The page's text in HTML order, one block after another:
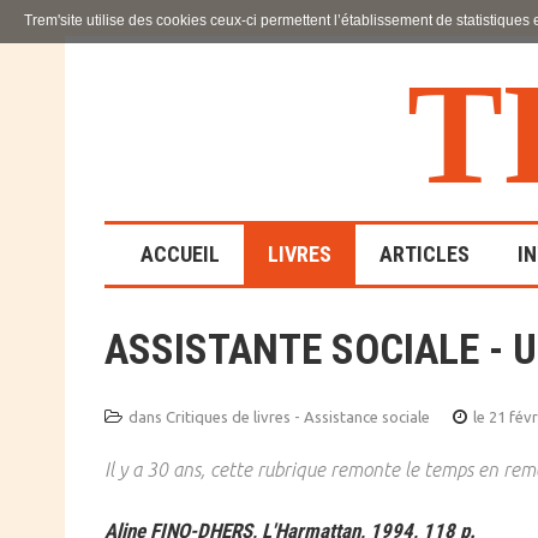
T
ACCUEIL LIVRES
LA FAMILLE
ÉDUCATIVE
SCIENCES HUMAINES
ARTICLES
ASSISTANTE SOCIALE -
dans Critiques de livres - Assistance sociale le 21
Il y a 30 ans, cette rubrique remonte le temps en
Aline FINO-DHERS, L'Harmattan, 1994, 118 p.
Trem'site utilise des cookies ceux-ci permettent l’établissement de statistiques